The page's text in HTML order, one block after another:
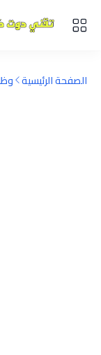
الصفحة الرئيسية